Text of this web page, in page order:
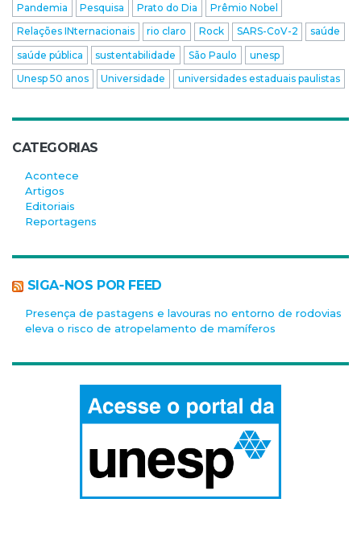
Pandemia
Pesquisa Prato do Dia
Prêmio Nobel
Relações INternacionais
rio claro Rock SARS-CoV-2
saúde
saúde pública
sustentabilidade São Paulo
unesp
Unesp 50 anos
Universidade universidades estaduais paulistas
CATEGORIAS
Acontece
Artigos
Editoriais
Reportagens
SIGA-NOS POR FEED
Presença de pastagens e lavouras no entorno de rodovias
eleva o risco de atropelamento de mamíferos